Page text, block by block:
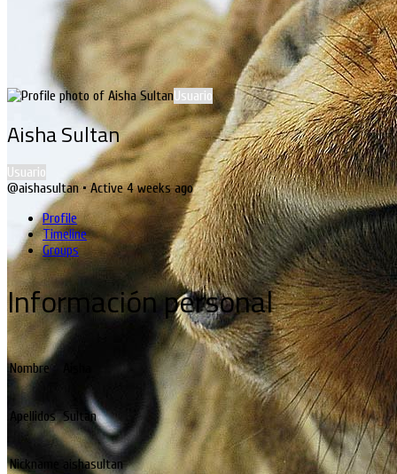
Usuario
Aisha Sultan
Usuario
@aishasultan •Active 4 weeks ago
Profile
Timeline
Groups
Información personal
Nombre
Apellidos Sultan
Nickname aishasultan